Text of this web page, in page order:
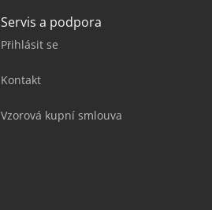
Servis a podpora
Přihlásit se
Kontakt
Vzorová kupní smlouva